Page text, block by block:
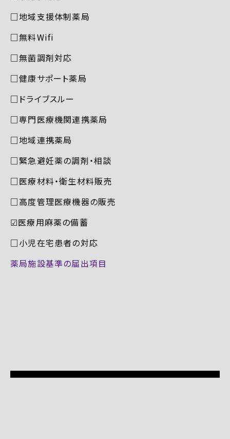
□地域支援体制薬局
□無料Wifi
□無菌調剤対応
□健康サポート薬局
□ドライブスルー
□専門医療機関連携薬局
□地域連携薬局
□緊急避妊薬の調剤・相談
□医療材料・衛生材料販売
□高度管理医療機器の販売
☑︎医療用麻薬の備蓄
□小児在宅患者の対応
薬局施設基準の届出項目